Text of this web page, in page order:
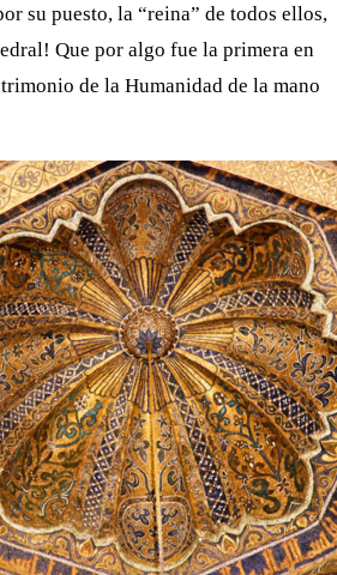
su puesto, la “reina” de todos ellos,
Que por algo fue la primera en
de la Humanidad de la mano